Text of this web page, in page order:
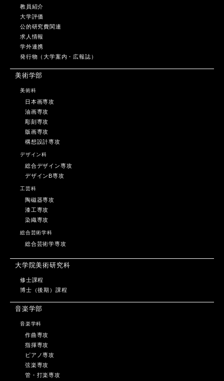
教員紹介
大学評価
公的研究費関連
求人情報
学外連携
発行物（大学案内・広報誌）
美術学部
美術科
日本画専攻
油画専攻
彫刻専攻
版画専攻
構想設計専攻
デザイン科
総合デザイン専攻
デザインB専攻
工芸科
陶磁器専攻
漆工専攻
染織専攻
総合芸術学科
総合芸術学専攻
大学院美術研究科
修士課程
博士（後期）課程
音楽学部
音楽学科
作曲専攻
指揮専攻
ピアノ専攻
弦楽専攻
管・打楽専攻